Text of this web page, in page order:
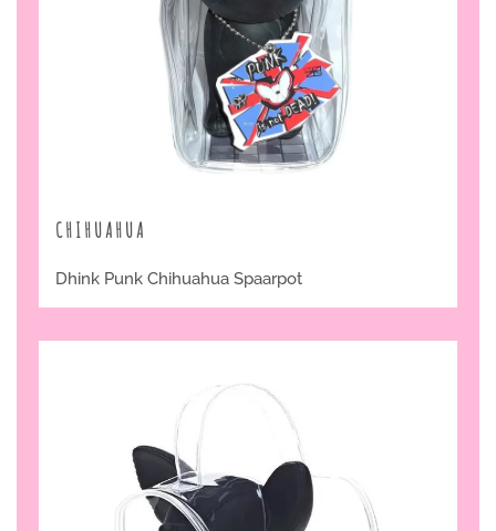
CHIHUAHUA
Dhink Punk Chihuahua Spaarpot